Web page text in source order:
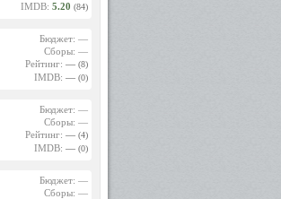
IMDB: 5.20 (84)
Бюджет: —
Сборы: —
Рейтинг: — (8)
IMDB: — (0)
Бюджет: —
Сборы: —
Рейтинг: — (4)
IMDB: — (0)
Бюджет: —
Сборы: —